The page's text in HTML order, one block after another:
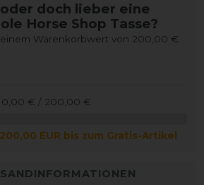
doch lieber eine
Horse Shop Tasse?
Warenkorbwert von 200,00 €
0,00 € / 200,00 €
EUR bis zum Gratis-Artikel